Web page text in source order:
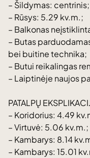
– Šildymas: centrinis;
– Rūsys: 5.29 kv.m.;
– Balkonas
– Butas
bei buitine technika;
– Butui reikalingas
– Laiptinėje naujos
PATALPŲ
– Koridorius: 4.49
– Virtuvė: 5.06 kv.m.;
– Kambarys: 8.14
– Kambarys: 15.01